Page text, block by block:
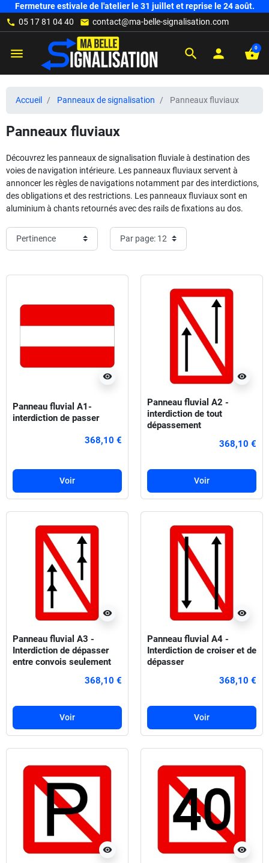
Fermeture estivale de l'atelier le 31 juillet et reprise le 24 août.
call 05 17 81 04 40 mail contact@ma-belle-signalisation.com
menu search person shopping_basket
0
Accueil Panneaux de signalisation Panneaux fluviaux
Panneaux fluviaux
Découvrez les panneaux de signalisation fluviale à destination des
voies de navigation intérieure. Les panneaux fluviaux servent à
annoncer les règles de navigations notamment par des interdictions,
des obligations et des restrictions. Les panneaux fluviaux sont en
aluminium à chants retournés avec des rails de fixations au dos.
visibility
Panneau fluvial A1-
interdiction de passer
368,10 €
Voir
visibility
Panneau fluvial A2 -
interdiction de tout
dépassement
368,10 €
Voir
visibility
Panneau fluvial A3 -
Interdiction de dépasser
entre convois seulement
368,10 €
Voir
visibility
Panneau fluvial A4 -
Interdiction de croiser et de
dépasser
368,10 €
Voir
visibility visibility